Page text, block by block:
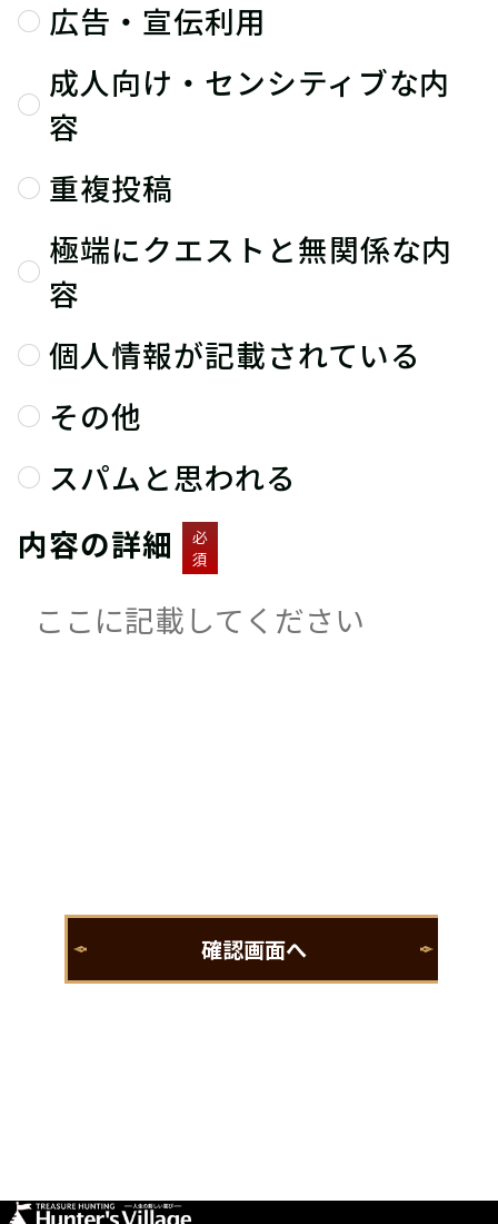
広告・宣伝利用
成人向け・センシティブな内
容
重複投稿
極端にクエストと無関係な内
容
個人情報が記載されている
その他
スパムと思われる
内容の詳細
必
須